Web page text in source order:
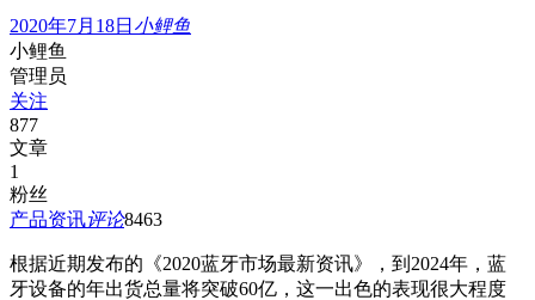
2020年7月18日 小鲤鱼
小鲤鱼
管理员
关注
877
文章
1
粉丝
产品资讯评论8463
根据近期发布的《2020蓝牙市场最新资讯》，到2024年，蓝
牙设备的年出货总量将突破60亿，这一出色的表现很大程度